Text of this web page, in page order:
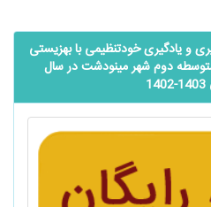
و یادگیری خودتنظیمی با بهزیستی
دوم شهر مینودشت در سال